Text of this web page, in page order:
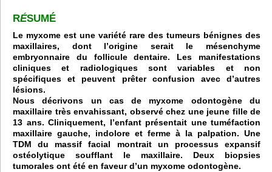
RÉSUMÉ
Le myxome est une variété rare des tumeurs bénignes des
maxillaires, dont l’origine serait le mésenchyme
embryonnaire du follicule dentaire. Les manifestations
cliniques et radiologiques sont variables et non
spécifiques et peuvent prêter confusion avec d’autres
lésions.
Nous décrivons un cas de myxome odontogène du
maxillaire très envahissant, observé chez une jeune fille de
13 ans. Cliniquement, l’enfant présentait une tuméfaction
maxillaire gauche, indolore et ferme à la palpation. Une
TDM du massif facial montrait un processus expansif
ostéolytique soufflant le maxillaire. Deux biopsies
tumorales ont été en faveur d’un myxome odontogène.